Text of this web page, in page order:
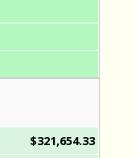
$321,654.33